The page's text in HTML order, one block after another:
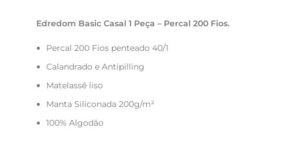
Edredom Basic Casal 1 Peça – Percal 200 Fios.
Percal 200 Fios penteado 40/1
Calandrado e Antipilling
Matelassê liso
Manta Siliconada 200g/m²
100% Algodão